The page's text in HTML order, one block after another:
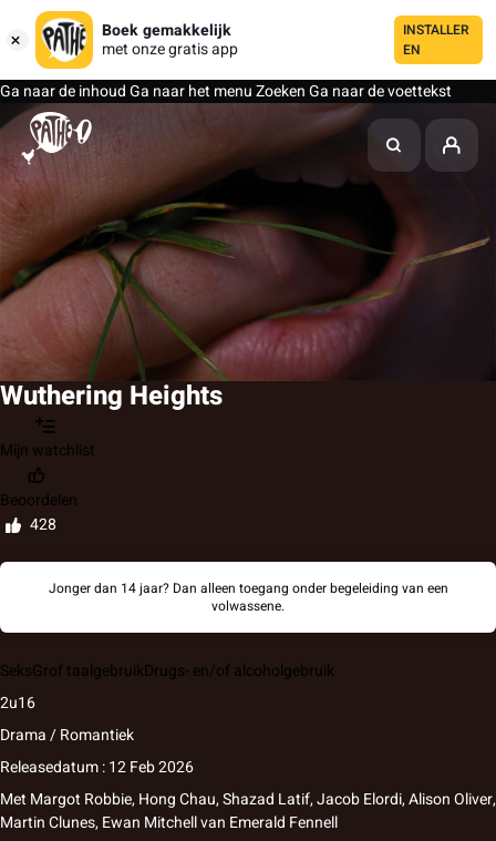
Boek gemakkelijk
met onze gratis app
INSTALLER
EN
Ga naar de inhoudGa naar het menuZoekenGa naar de voettekst
Wuthering Heights
Mijn watchlist
Beoordelen
428
Jonger dan 14 jaar? Dan alleen toegang onder begeleiding van een
volwassene.
SeksGrof taalgebruikDrugs- en/of alcoholgebruik
2u16
Drama / Romantiek
Releasedatum : 12 Feb 2026
Met Margot Robbie,Hong Chau,Shazad Latif,Jacob Elordi,Alison Oliver,
Martin Clunes,Ewan Mitchellvan Emerald Fennell